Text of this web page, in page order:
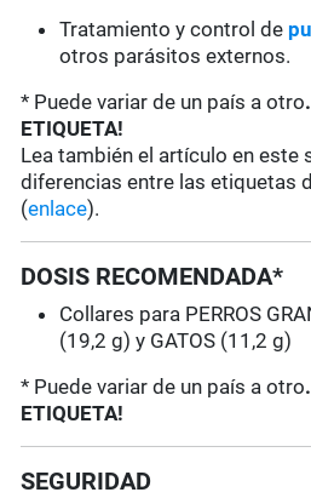
Tratamiento y control de
otros parásitos externos.
* Puede variar de un país a otro
ETIQUETA!
Lea también el artículo en este
diferencias entre las etiquetas
(enlace).
DOSIS RECOMENDADA*
Collares para PERROS
(19,2 g) y GATOS (11,2 g)
* Puede variar de un país a otro
ETIQUETA!
SEGURIDAD